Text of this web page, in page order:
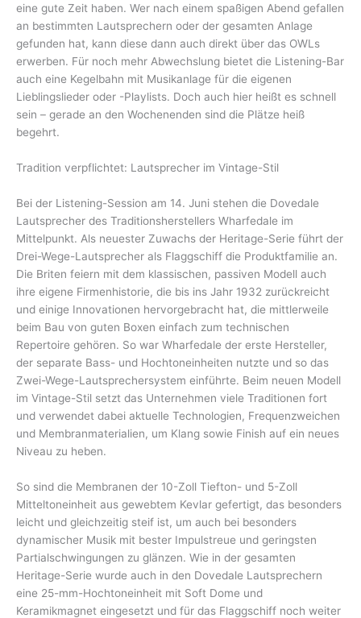
eine gute Zeit haben. Wer nach einem spaßigen Abend gefallen
an bestimmten Lautsprechern oder der gesamten Anlage
gefunden hat, kann diese dann auch direkt über das OWLs
erwerben. Für noch mehr Abwechslung bietet die Listening-Bar
auch eine Kegelbahn mit Musikanlage für die eigenen
Lieblingslieder oder -Playlists. Doch auch hier heißt es schnell
sein – gerade an den Wochenenden sind die Plätze heiß
begehrt.
Tradition verpflichtet: Lautsprecher im Vintage-Stil
Bei der Listening-Session am 14. Juni stehen die Dovedale
Lautsprecher des Traditionsherstellers Wharfedale im
Mittelpunkt. Als neuester Zuwachs der Heritage-Serie führt der
Drei-Wege-Lautsprecher als Flaggschiff die Produktfamilie an.
Die Briten feiern mit dem klassischen, passiven Modell auch
ihre eigene Firmenhistorie, die bis ins Jahr 1932 zurückreicht
und einige Innovationen hervorgebracht hat, die mittlerweile
beim Bau von guten Boxen einfach zum technischen
Repertoire gehören. So war Wharfedale der erste Hersteller,
der separate Bass- und Hochtoneinheiten nutzte und so das
Zwei-Wege-Lautsprechersystem einführte. Beim neuen Modell
im Vintage-Stil setzt das Unternehmen viele Traditionen fort
und verwendet dabei aktuelle Technologien, Frequenzweichen
und Membranmaterialien, um Klang sowie Finish auf ein neues
Niveau zu heben.
So sind die Membranen der 10-Zoll Tiefton- und 5-Zoll
Mitteltoneinheit aus gewebtem Kevlar gefertigt, das besonders
leicht und gleichzeitig steif ist, um auch bei besonders
dynamischer Musik mit bester Impulstreue und geringsten
Partialschwingungen zu glänzen. Wie in der gesamten
Heritage-Serie wurde auch in den Dovedale Lautsprechern
eine 25-mm-Hochtoneinheit mit Soft Dome und
Keramikmagnet eingesetzt und für das Flaggschiff noch weiter